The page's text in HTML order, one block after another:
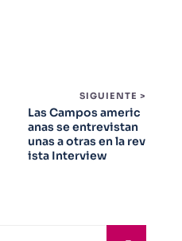
SIGUIENTE >
Las Campos americ
anas se entrevistan
unas a otras en la rev
ista Interview